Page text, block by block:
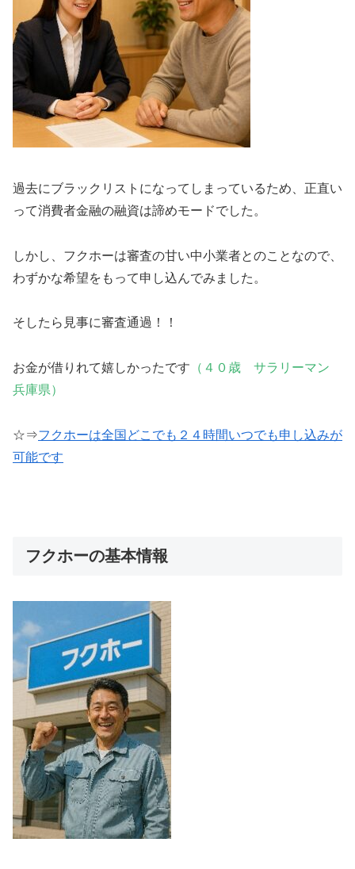
過去にブラックリストになってしまっているため、正直い
って消費者金融の融資は諦めモードでした。
しかし、フクホーは審査の甘い中小業者とのことなので、
わずかな希望をもって申し込んでみました。
そしたら見事に審査通過！！
お金が借りれて嬉しかったです （４０歳 サラリーマン
兵庫県）
☆⇒フクホーは全国どこでも２４時間いつでも申し込みが
可能です
フクホーの基本情報